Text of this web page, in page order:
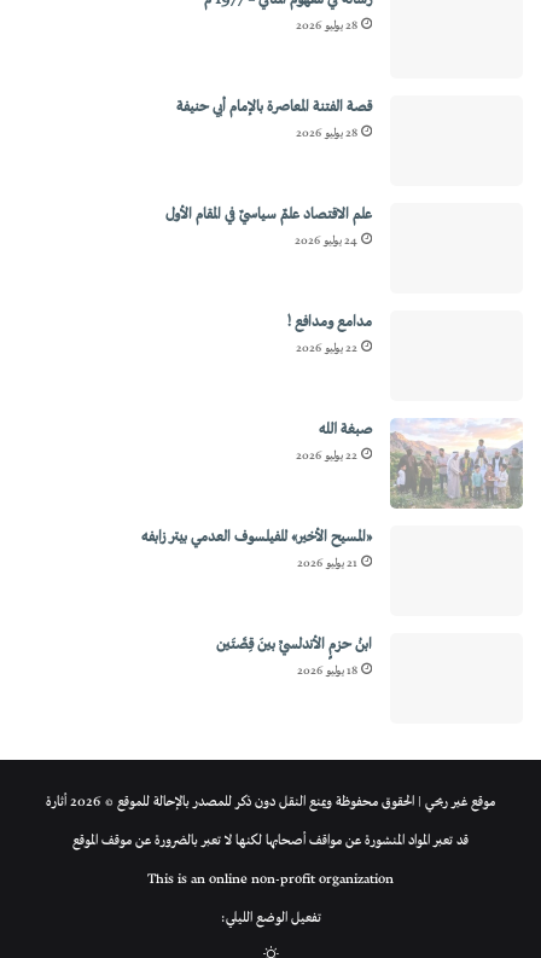
28 يوليو 2026
قصة الفتنة المعاصرة بالإمام أبي حنيفة
28 يوليو 2026
علم الاقتصاد علمٌ سياسيٌ في المقام الأول
24 يوليو 2026
مدامع ومدافع !
22 يوليو 2026
صبغة الله
22 يوليو 2026
«المسيح الأخير» للفيلسوف العدمي بيتر زابفه
21 يوليو 2026
ابنُ حزمٍ الأندلسيِّ بينَ قِصَّتَين
18 يوليو 2026
موقع غير ربحي | الحقوق محفوظة ويمنع النقل دون ذكر للمصدر بالإحالة للموقع © 2026 أثارة
قد تعبر المواد المنشورة عن مواقف أصحابها لكنها لا تعبر بالضرورة عن موقف الموقع
This is an online non-profit organization
تفعيل الوضع الليلي: